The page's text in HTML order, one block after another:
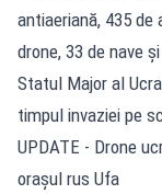
antiaeriană, 435 de
drone, 33 de nave
Statul Major al
timpul invaziei pe
UPDATE - Drone
orașul rus Ufa